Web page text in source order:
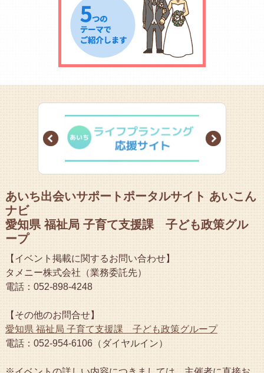
Prev Next
あいち出会いサポートポータルサイト あいこん
ナビ
愛知県 福祉局 子育て支援課 子ども政策グル
ープ
【イベント掲載に関するお問い合わせ】
タメニー株式会社（業務委託先）
電話：052-898-4248
【その他のお問合せ】
愛知県 福祉局 子育て支援課 子ども政策グループ
電話：052-954-6106（ダイヤルイン）